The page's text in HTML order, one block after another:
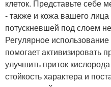
клеток. Представьте себе
- также и кожа вашего
потускневшей под слоем
Регулярное
помогает активизировать
улучшить приток
стойкость характера и